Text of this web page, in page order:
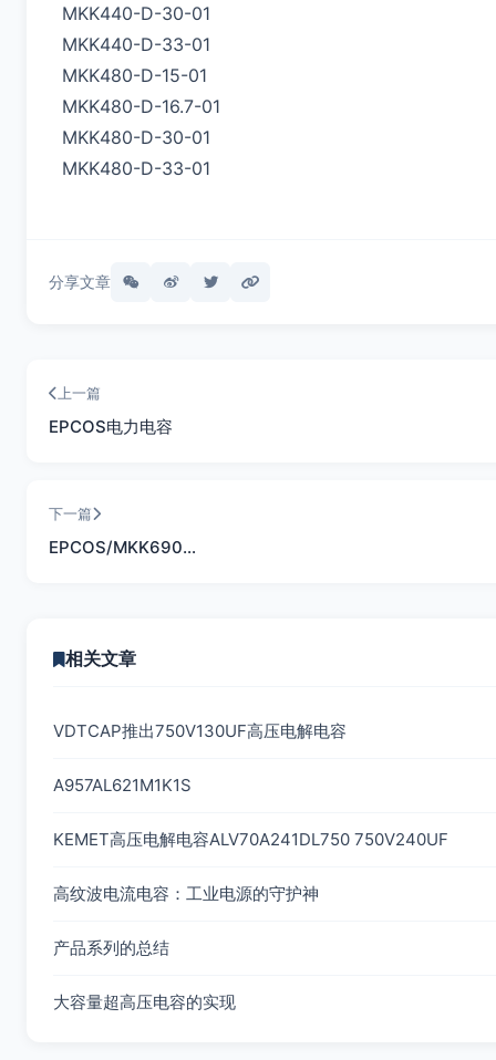
MKK440-D-30-01
MKK440-D-33-01
MKK480-D-15-01
MKK480-D-16.7-01
MKK480-D-30-01
MKK480-D-33-01
分享文章
上一篇
EPCOS电力电容
下一篇
EPCOS/MKK690…
相关文章
VDTCAP推出750V130UF高压电解电容
A957AL621M1K1S
KEMET高压电解电容ALV70A241DL750 750V240UF
高纹波电流电容：工业电源的守护神
产品系列的总结
大容量超高压电容的实现